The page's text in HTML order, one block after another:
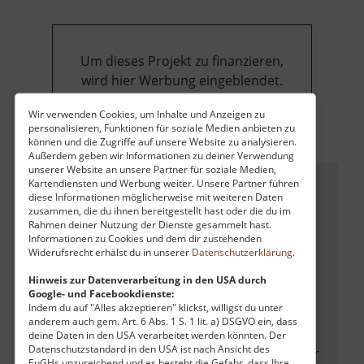
Wir verwenden Cookies, um Inhalte und Anzeigen zu
personalisieren, Funktionen für soziale Medien anbieten zu
können und die Zugriffe auf unsere Website zu analysieren.
Außerdem geben wir Informationen zu deiner Verwendung
unserer Website an unsere Partner für soziale Medien,
Kartendiensten und Werbung weiter. Unsere Partner führen
diese Informationen möglicherweise mit weiteren Daten
zusammen, die du ihnen bereitgestellt hast oder die du im
Rahmen deiner Nutzung der Dienste gesammelt hast.
Informationen zu Cookies und dem dir zustehenden
Widerufsrecht erhälst du in unserer Datenschutzerklärung.
Hinweis zur Datenverarbeitung in den USA durch
Google- und Facebookdienste:
Indem du auf "Alles akzeptieren" klickst, willigst du unter
anderem auch gem. Art. 6 Abs. 1 S. 1 lit. a) DSGVO ein, dass
deine Daten in den USA verarbeitet werden könnten. Der
Datenschutzstandard in den USA ist nach Ansicht des
Schacht
Um dieses Projekt zu finanzieren,
wird hier Werbung eingeblendet.
Cookie-Einstellungen ändern.
Rothschönberger Stolln
Dieser Stolln wurde gebraucht, um
Grubenwasser aus dem Berg zu leiten.
Erbaut wurde er von 1844 bis 1877.
Ursprüngliche Pläne des Freiherr von Herder